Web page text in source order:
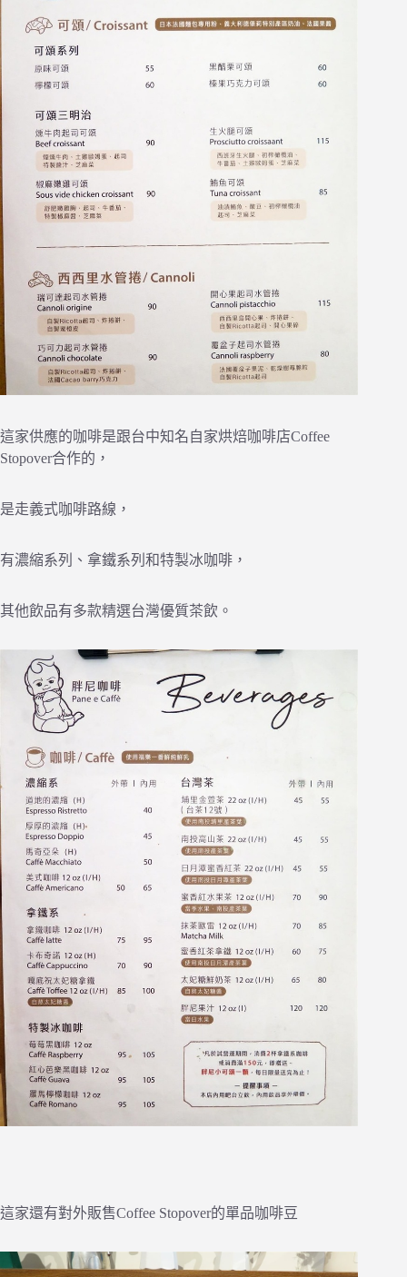
這家供應的咖啡是跟台中知名自家烘焙咖啡店Coffee
Stopover合作的，
是走義式咖啡路線，
有濃縮系列、拿鐵系列和特製冰咖啡，
其他飲品有多款精選台灣優質茶飲。
這家還有對外販售Coffee Stopover的單品咖啡豆